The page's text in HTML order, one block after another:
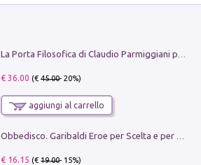
€ 36.00 (€45.00- 20%)
aggiungi al carrello
€ 16.15 (€19.00- 15%)